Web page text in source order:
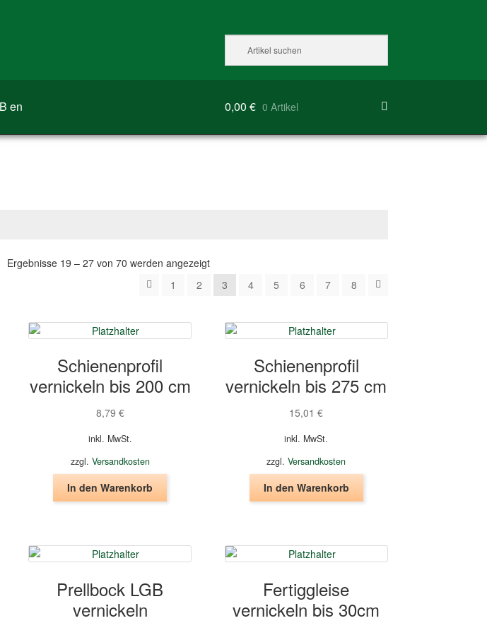
en 0,00 € 0 Artikel
Ergebnisse 19 – 27 von 70 werden angezeigt
1
2 3 4 5 6 7 8
Schienenprofil
vernickeln bis 200 cm
8,79 €
inkl. MwSt.
zzgl. Versandkosten
In den Warenkorb
Schienenprofil
vernickeln bis 275 cm
15,01€
inkl. MwSt.
zzgl.Versandkosten
In den Warenkorb
Prellbock LGB
vernickeln
Fertiggleise
vernickeln bis 30cm